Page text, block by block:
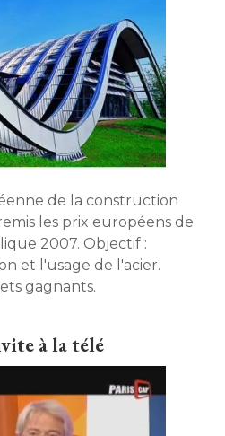
de la construction
les prix européens de
2007. Objectif :
et l'usage de l'acier.
gagnants.
à la télé